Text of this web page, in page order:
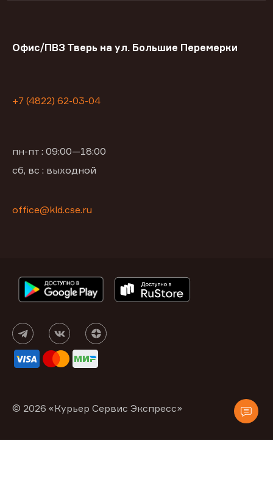
Офис/ПВЗ Тверь на ул. Большие Перемерки
+7 (4822) 62-03-04
пн-пт : 09:00—18:00
сб, вс : выходной
office@kld.cse.ru
© 2026 «Курьер Сервис Экспресс»